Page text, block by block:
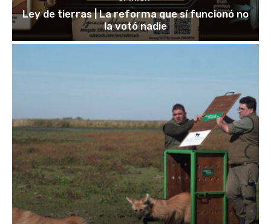
Ley de tierras | La reforma que sí funcionó no
la votó nadie